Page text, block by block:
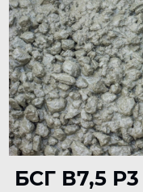
БСГ В7,5 Р3